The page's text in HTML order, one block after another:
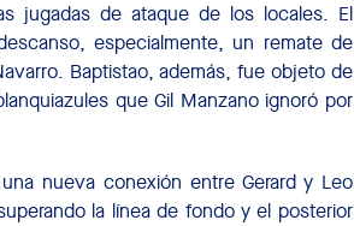
jugadas de ataque de los locales. El
especialmente, un remate de
Baptistao, además, fue objeto de
que Gil Manzano ignoró por
nueva conexión entre Gerard y Leo
la línea de fondo y el posterior